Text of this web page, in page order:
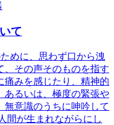
て
めに、思わず口から洩
、その声そのものを指す
痛みを感じたり、精神的
あるいは、極度の緊張や
無意識のうちに呻吟して
間が生まれながらにし